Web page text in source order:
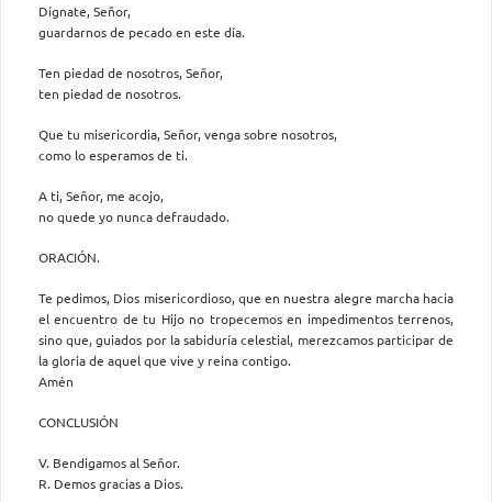
Dígnate, Señor,
guardarnos de pecado en este día.
Ten piedad de nosotros, Señor,
ten piedad de nosotros.
Que tu misericordia, Señor, venga sobre nosotros,
como lo esperamos de ti.
A ti, Señor, me acojo,
no quede yo nunca defraudado.
ORACIÓN.
Te pedimos, Dios misericordioso, que en nuestra alegre marcha hacia
el encuentro de tu Hijo no tropecemos en impedimentos terrenos,
sino que, guiados por la sabiduría celestial, merezcamos participar de
la gloria de aquel que vive y reina contigo.
Amén
CONCLUSIÓN
V. Bendigamos al Señor.
R. Demos gracias a Dios.